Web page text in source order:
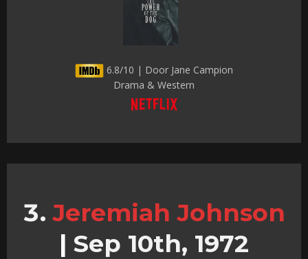
6.8/10 | Door Jane Campion
Drama & Western
Jeremiah Johnson
| Sep 10th, 1972